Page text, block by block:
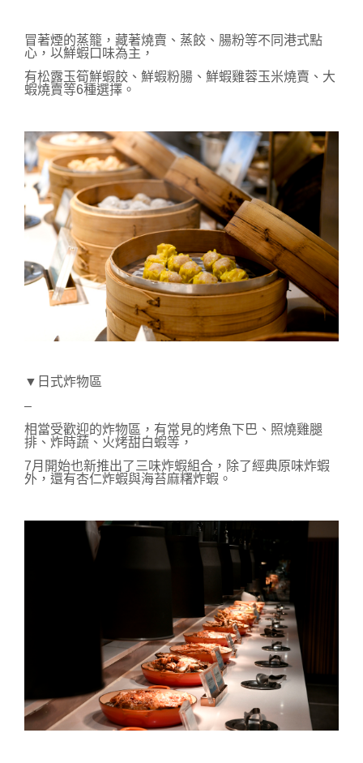
冒著煙的蒸籠，藏著燒賣、蒸餃、腸粉等不同港式點
心，以鮮蝦口味為主，
有松露玉筍鮮蝦餃、鮮蝦粉腸、鮮蝦雞蓉玉米燒賣、大
蝦燒賣等6種選擇。
▼日式炸物區
–
相當受歡迎的炸物區，有常見的烤魚下巴、照燒雞腿
排、炸時蔬、火烤甜白蝦等，
7月開始也新推出了三味炸蝦組合，除了經典原味炸蝦
外，還有杏仁炸蝦與海苔麻糬炸蝦。